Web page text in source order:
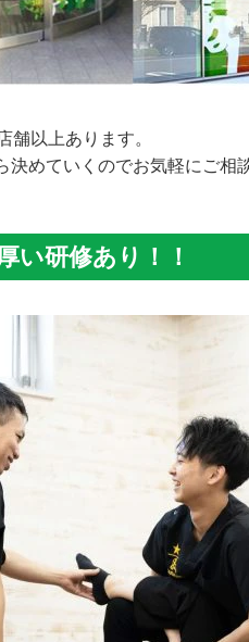
舗以上あります。
決めていくのでお気軽にご相
い研修あり！！